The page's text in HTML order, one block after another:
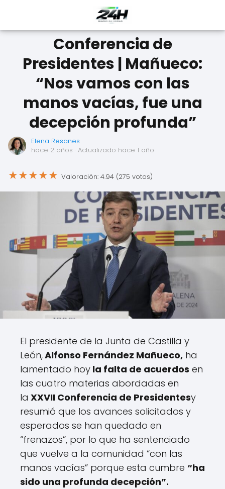
Conferencia de
Presidentes | Mañueco:
“Nos vamos con las
manos vacías, fue una
decepción profunda”
Elena Resanes
hace 2 años · Actualizado hace 1 año
★★★★★ Valoración: 4.94 (275 votos)
El presidente de la Junta de Castilla y
León,Alfonso Fernández Mañueco, ha
lamentado hoy la falta de acuerdos en
las cuatro materias abordadas en
la XXVII Conferencia de Presidentesy
resumió que los avances solicitados y
esperados se han quedado en
“frenazos”, por lo que ha sentenciado
que vuelve a la comunidad “con las
manos vacías” porque esta cumbre “ha
sido una profunda decepción”.